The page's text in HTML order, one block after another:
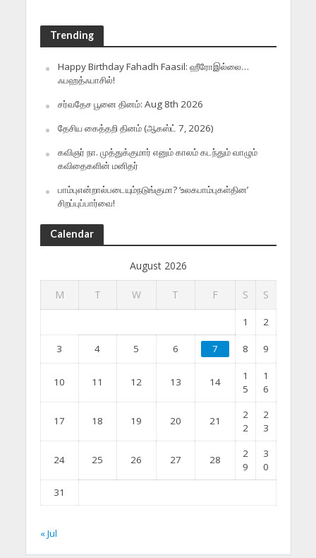
Trending
Happy Birthday Fahadh Faasil: ஹீரோஇல்லை…
ஃபஹத்ஃபாசில்!
சர்வதேச பூனை தினம்: Aug 8th 2026
தேசிய கைத்தறி தினம் (ஆகஸ்ட் 7, 2026)
கவிஞர் நா. முத்துக்குமார் எனும் காலம் கடந்தும் வாழும்
கவிதைகளின் மனிதர்
பாம்புஎன்றால்படையும்நடுங்குமா? ‘உலகபாம்புகள்தின’
சிறப்புப்பார்வை!
Calendar
August 2026
M T W T F S S
1 2
3 4 5 6 7 8 9
10 11 12 13 14
1
5
1
6
17 18 19 20 21
2
2
2
3
24 25 26 27 28
2
9
3
0
31
« Jul